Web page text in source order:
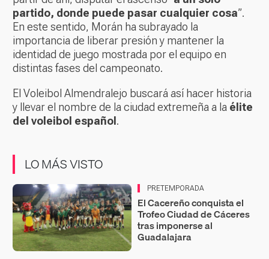
partido, donde puede pasar cualquier cosa”.
En este sentido, Morán ha subrayado la
importancia de liberar presión y mantener la
identidad de juego mostrada por el equipo en
distintas fases del campeonato.
El Voleibol Almendralejo buscará así hacer historia
y llevar el nombre de la ciudad extremeña a la élite
del voleibol español .
LO MÁS VISTO
PRETEMPORADA
El Cacereño conquista el
Trofeo Ciudad de Cáceres
tras imponerse al
Guadalajara